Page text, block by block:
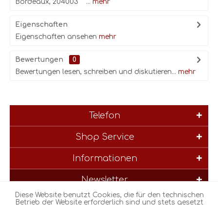
Bordeaux, 204003 ... mehr
Eigenschaften
Eigenschaften ansehen mehr
Bewertungen
0
Bewertungen lesen, schreiben und diskutieren... mehr
Telefon
Shop Service
Informationen
Newsletter
* Alle Preise inkl. gesetzl. Mehrwertsteuer zzgl.Versandkostenund
Diese Website benutzt Cookies, die für den technischen
Betrieb der Website erforderlich sind und stets gesetzt